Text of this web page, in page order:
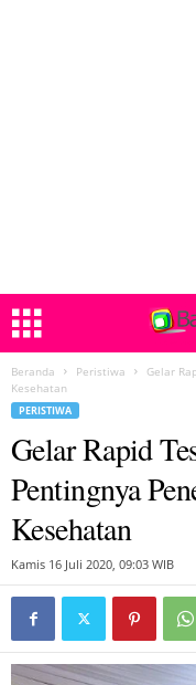
Beranda Peristiwa
Gelar
Kesehatan
PERISTIWA
Gelar Rapid
Pentingnya
Kesehatan
Kamis 16 Juli 2020, 09:03 WIB